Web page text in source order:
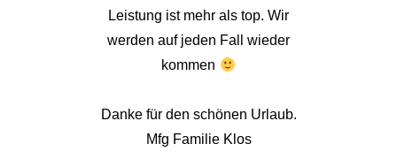
Leistung ist mehr als top. Wir
werden auf jeden Fall wieder
kommen
Danke für den schönen Urlaub.
Mfg Familie Klos